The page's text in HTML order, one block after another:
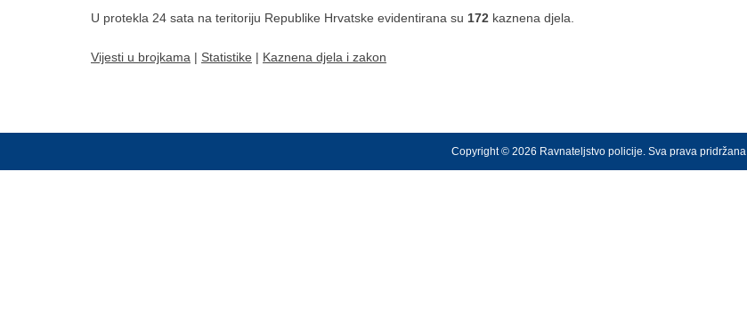
U protekla 24 sata na teritoriju Republike Hrvatske evidentirana su 172 kaznena djela.
Vijesti u brojkama | Statistike | Kaznena djela i zakon
Copyright © 2026 Ravnateljstvo policije. Sva prava pridržana